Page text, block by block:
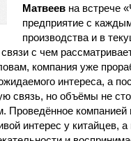
Матвеевна встрече
предприятие с
производства и в
связи с чем
компания уже
интереса, а
связь, но объёмы не
Проведённое компанией
интерес у китайцев,